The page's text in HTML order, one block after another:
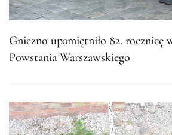
Gniezno upamiętniło 82. rocznicę
Powstania Warszawskiego